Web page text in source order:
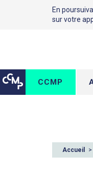
CCMP
Accueil >
En
sur votre